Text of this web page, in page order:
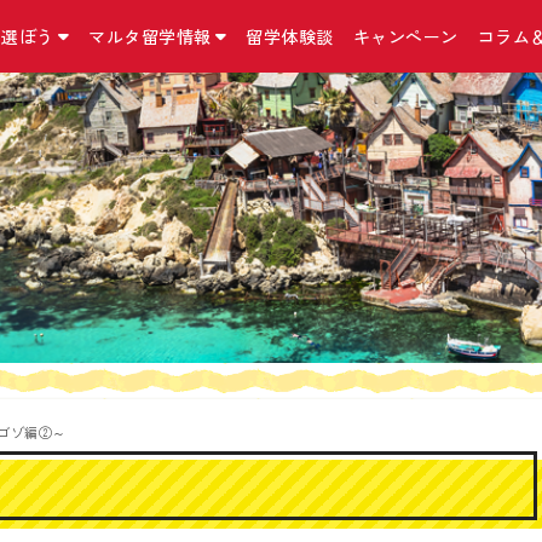
ぼう
国立マルタ大学 正規留学
マルタ大学について
こんなコースも
インターンシップ
二カ国留学
MBA（経営学修士
親子留学プログラ
小中高生向け 夏
シニア留学プログ
マルタ＋イタリア
マルタ留学情報
マルタ留学について
マルタの気になる英語
マルタ留学の予算
マルタの留学の選び方
おすすめ留学プラン
マルタ留学生活１日の流れ
滞在先の種類
語学学校一覧
留学の準備
マルタ留学の手続
出発までに必要な
マルタの留学保険
マルタの留学ビザ
マルタのワーキン
持ち物リスト
日本から契約でき
ド！
海外オンライン医
『YOKUMIRU』
『留学110番』留
プ支援サービス
留学体験談 キャンペーン コラム
お問合せ・アクセス・他
お問合せ／資料請求
アクセス
留学手続きに関する約款/規約
特定商取引法に基づく表記
プライバシーポリシー
リンク集
サイトマップ
マルタ留学コラ
コラム
ニュース
マルタ留学口コミ
イベント情報
Instagram
Facebook
Twitter
ゾ編②～